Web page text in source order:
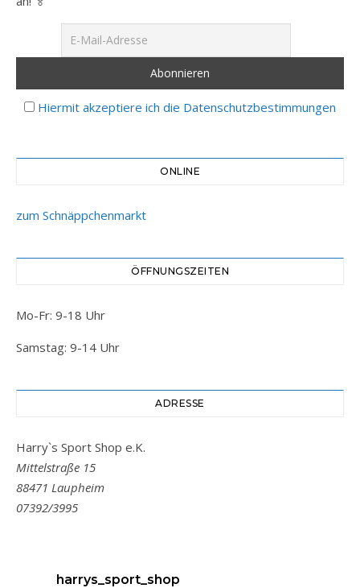
Hiermit akzeptiere ich die Datenschutzbestimmungen
ONLINE
zum Schnäppchenmarkt
ÖFFNUNGSZEITEN
Mo-Fr: 9-18 Uhr
Samstag: 9-14 Uhr
ADRESSE
Harry`s Sport Shop e.K.
Mittelstraße 15
88471 Laupheim
07392/3995
harrys_sport_shop